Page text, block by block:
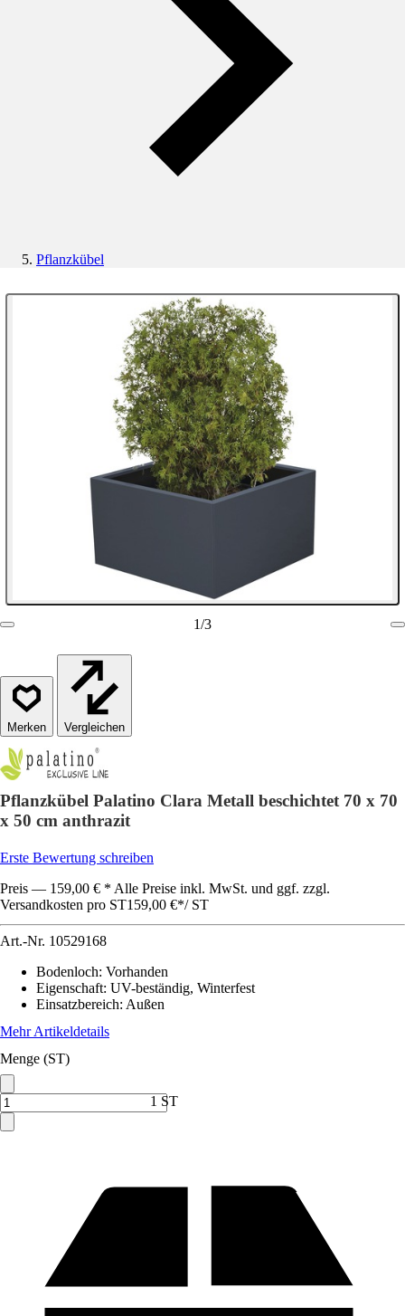
Pflanzkübel
1/3
Vergleichen
Pflanzkübel Palatino Clara Metall beschichtet 70 x 70
x 50 cm anthrazit
Erste Bewertung schreiben
Preis — 159,00 € * Alle Preise inkl. MwSt. und ggf. zzgl.
Versandkosten pro ST159,00 €*/ ST
Art.-Nr. 10529168
Bodenloch: Vorhanden
Eigenschaft: UV-beständig, Winterfest
Einsatzbereich: Außen
Mehr Artikeldetails
Menge (ST)
1 ST